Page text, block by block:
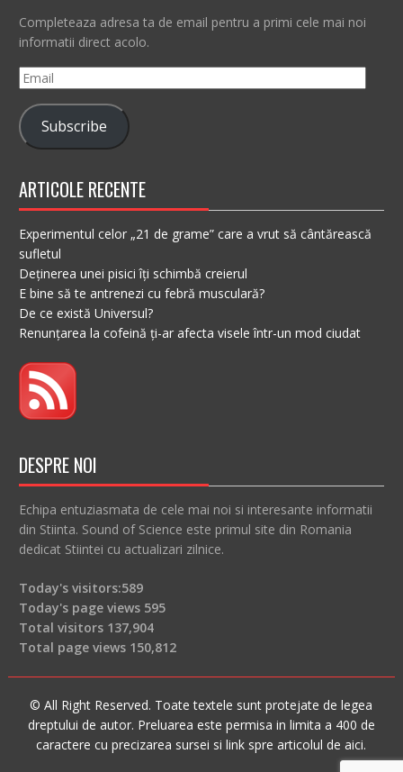
Completeaza adresa ta de email pentru a primi cele mai noi
informatii direct acolo.
Email
Subscribe
ARTICOLE RECENTE
Experimentul celor „21 de grame” care a vrut să cântărească
sufletul
Deținerea unei pisici îți schimbă creierul
E bine să te antrenezi cu febră musculară?
De ce există Universul?
Renunțarea la cofeină ți-ar afecta visele într-un mod ciudat
DESPRE NOI
Echipa entuziasmata de cele mai noi si interesante informatii
din Stiinta. Sound of Science este primul site din Romania
dedicat Stiintei cu actualizari zilnice.
Today's visitors:589
Today's page views 595
Total visitors 137,904
Total page views 150,812
© All Right Reserved. Toate textele sunt protejate de legea
dreptului de autor. Preluarea este permisa in limita a 400 de
caractere cu precizarea sursei si link spre articolul de aici.